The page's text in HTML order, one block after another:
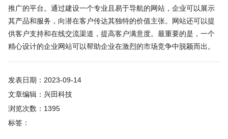
推广的平台。通过建设一个专业且易于导航的网站，企业可以展示
其产品和服务，向潜在客户传达其独特的价值主张。网站还可以提
供客户支持和在线交流渠道，提高客户满意度。最重要的是，一个
精心设计的企业网站可以帮助企业在激烈的市场竞争中脱颖而出。
发表日期：2023-09-14
文章编辑：兴田科技
浏览次数：1395
标签：